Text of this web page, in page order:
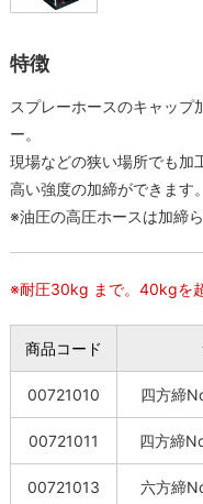
特徴
スプレーホースのキャップ
ー。
現場などの狭い場所でも加
高い強度の加締ができます。
※油圧の高圧ホースは加締ら
※耐圧30kg まで。40kgを
商品コード
00721010 四方締
00721011 四方締
00721013 六方締